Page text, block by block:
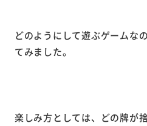
どのようにして遊ぶゲームな
てみました。
楽しみ方としては、どの牌が